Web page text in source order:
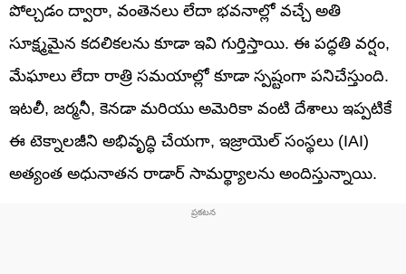
పోల్చడం ద్వారా, వంతెనలు లేదా భవనాల్లో వచ్చే అతి
సూక్ష్మమైన కదలికలను కూడా ఇవి గుర్తిస్తాయి. ఈ పద్ధతి వర్షం,
మేఘాలు లేదా రాత్రి సమయాల్లో కూడా స్పష్టంగా పనిచేస్తుంది.
ఇటలీ, జర్మనీ, కెనడా మరియు అమెరికా వంటి దేశాలు ఇప్పటికే
ఈ టెక్నాలజీని అభివృద్ధి చేయగా, ఇజ్రాయెల్ సంస్థలు (IAI)
అత్యంత అధునాతన రాడార్ సామర్థ్యాలను అందిస్తున్నాయి.